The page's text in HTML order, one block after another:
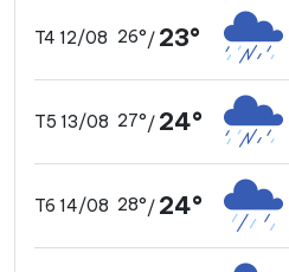
T4 12/08 26°/ 23°
T5 13/08 27°/ 24°
T6 14/08 28°/ 24°